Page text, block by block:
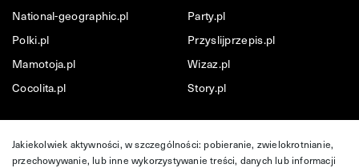
National-geographic.pl
Party.pl
Polki.pl
Przyslijprzepis.pl
Mamotoja.pl
Wizaz.pl
Cocolita.pl
Story.pl
Jakiekolwiek aktywności, w szczególności: pobieranie, zwielokrotnianie,
przechowywanie, lub inne wykorzystywanie treści, danych lub informacji